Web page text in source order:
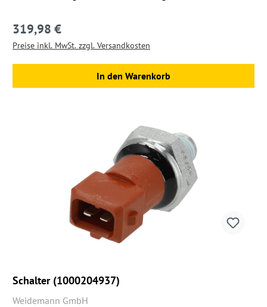
Regulärer Preis:
319,98 €
Preise inkl. MwSt. zzgl. Versandkosten
In den Warenkorb
Schalter (1000204937)
Weidemann GmbH